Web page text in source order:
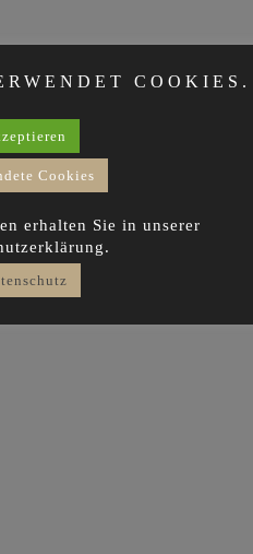
COOKIES.
Cookies
erhalten Sie in unserer